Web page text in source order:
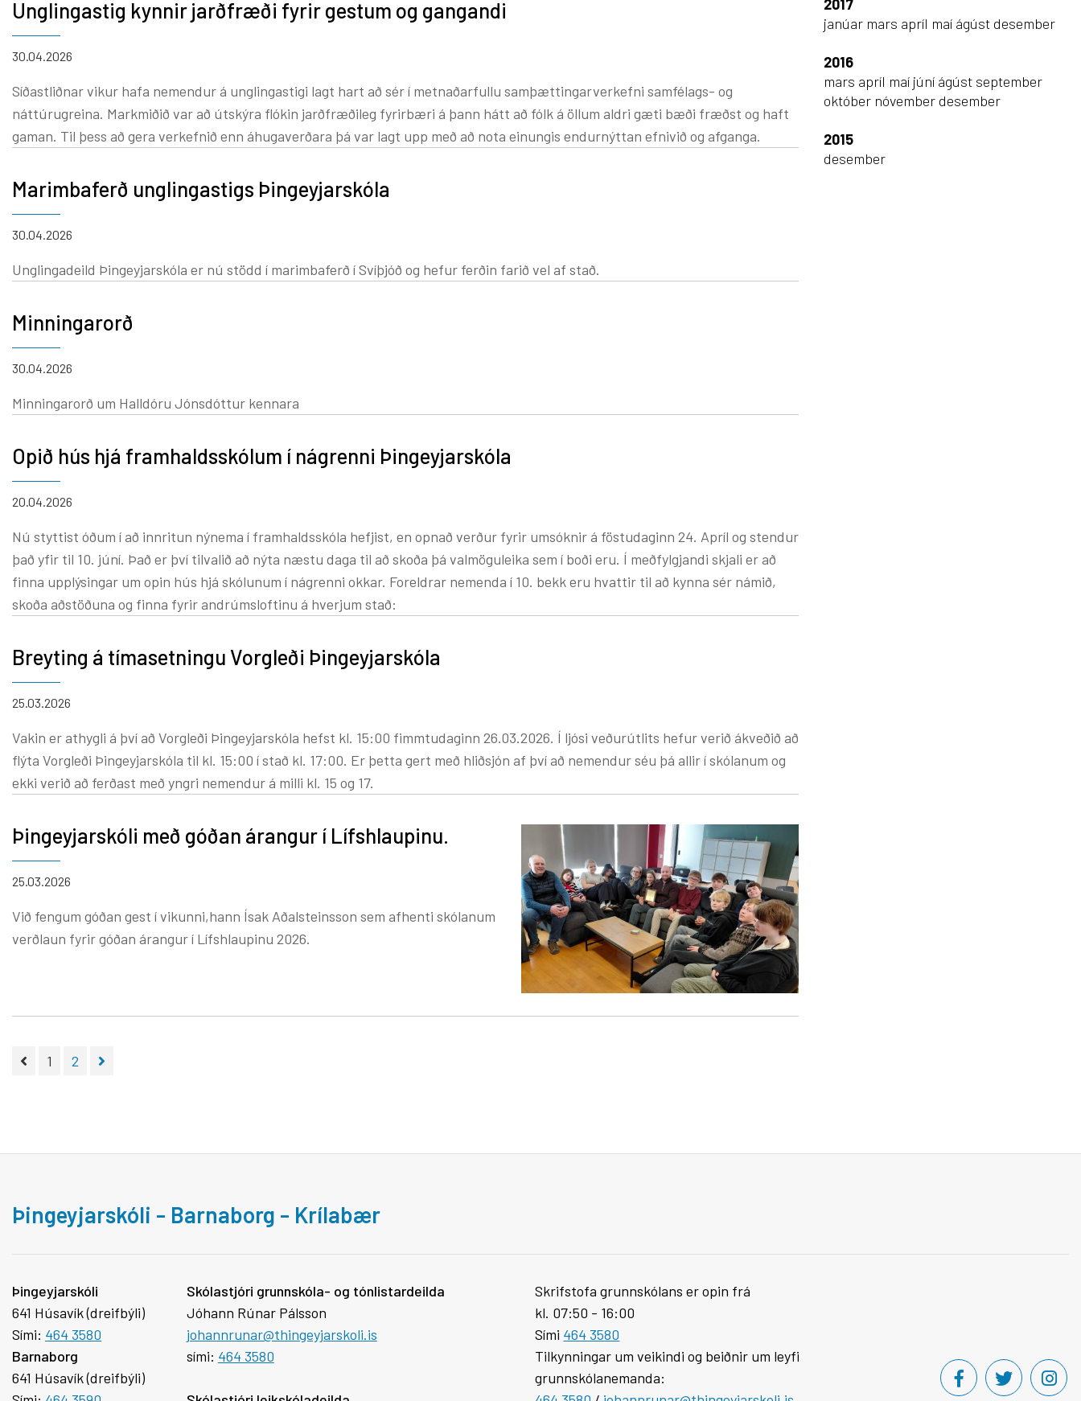
áhugasamir og fróðleiksfúsir þeir hafa verið. Verkefnin eru til sýnis á ganginum
fyrir framan stofur yngsta stigs og hvetjum við ykkur til að stoppa við og
fræðast um humlur ef þið eigið leið um skólann. (Smellið á fyrirsögnina til að sjá
Unglingastig kynnir jarðfræði fyrir gestum og gangandi
30.04.2026
Síðastliðnar vikur hafa nemendur á unglingastigi lagt hart að sér í metnaðarfullu samþættingarverkefni samfélags- og
náttúrugreina. Markmiðið var að útskýra flókin jarðfræðileg fyrirbæri á þann hátt að fólk á öllum aldri gæti bæði fræðst og haft
gaman. Til þess að gera verkefnið enn áhugaverðara þá var lagt upp með að nota einungis endurnýttan efnivið og afganga.
Marimbaferð unglingastigs Þingeyjarskóla
30.04.2026
Unglingadeild Þingeyjarskóla er nú stödd í marimbaferð í Svíþjóð og hefur ferðin farið vel af stað.
Minningarorð
30.04.2026
Minningarorð um Halldóru Jónsdóttur kennara
Opið hús hjá framhaldsskólum í nágrenni Þingeyjarskóla
20.04.2026
Nú styttist óðum í að innritun nýnema í framhaldsskóla hefjist, en opnað verður fyrir umsóknir á föstudaginn 24. Apríl og stendur
það yfir til 10. júní. Það er því tilvalið að nýta næstu daga til að skoða þá valmöguleika sem í boði eru. Í meðfylgjandi skjali er að
finna upplýsingar um opin hús hjá skólunum í nágrenni okkar. Foreldrar nemenda í 10. bekk eru hvattir til að kynna sér námið,
skoða aðstöðuna og finna fyrir andrúmsloftinu á hverjum stað:
Breyting á tímasetningu Vorgleði Þingeyjarskóla
25.03.2026
Vakin er athygli á því að Vorgleði Þingeyjarskóla hefst kl. 15:00 fimmtudaginn 26.03.2026. Í ljósi veðurútlits hefur verið ákveðið að
flýta Vorgleði Þingeyjarskóla til kl. 15:00 í stað kl. 17:00. Er þetta gert með hliðsjón af því að nemendur séu þá allir í skólanum og
ekki verið að ferðast með yngri nemendur á milli kl. 15 og 17.
Þingeyjarskóli með góðan árangur í Lífshlaupinu.
25.03.2026
Við fengum góðan gest í vikunni,hann Ísak Aðalsteinsson sem afhenti skólanum
verðlaun fyrir góðan árangur í Lífshlaupinu 2026.
1 2
2017
janúar mars apríl maí ágúst desember
2016
mars apríl maí júní ágúst september
október nóvember desember
2015
desember
Þingeyjarskóli - Barnaborg - Krílabær
Þingeyjarskóli
641 Húsavík (dreifbýli)
Sími: 464 3580
Barnaborg
641 Húsavík (dreifbýli)
Skólastjóri grunnskóla- og tónlistardeilda
Jóhann Rúnar Pálsson
johannrunar@thingeyjarskoli.is
sími: 464 3580
Skrifstofa grunnskólans er opin frá
kl. 07:50 - 16:00
Sími 464 3580
Tilkynningar um veikindi og beiðnir um leyfi
grunnskólanemanda: